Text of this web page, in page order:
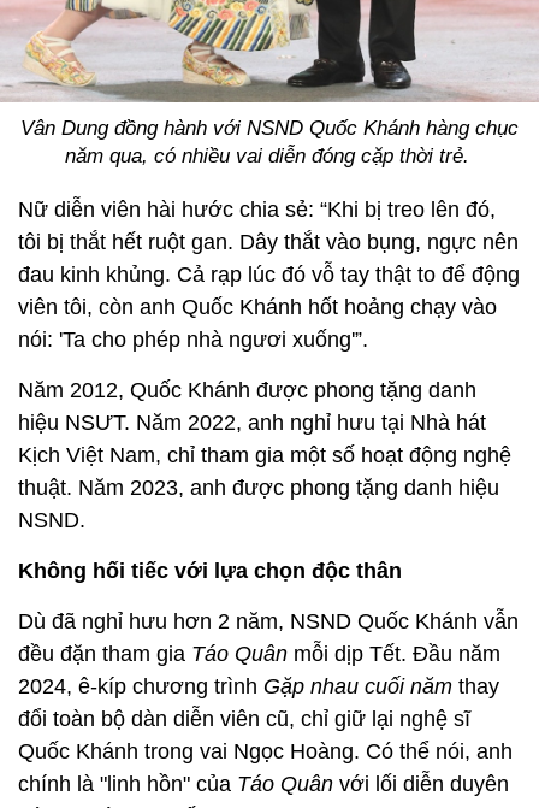
Vân Dung đồng hành với NSND Quốc Khánh hàng chục
năm qua, có nhiều vai diễn đóng cặp thời trẻ.
Nữ diễn viên hài hước chia sẻ: “Khi bị treo lên đó,
tôi bị thắt hết ruột gan. Dây thắt vào bụng, ngực nên
đau kinh khủng. Cả rạp lúc đó vỗ tay thật to để động
viên tôi, còn anh Quốc Khánh hốt hoảng chạy vào
nói: 'Ta cho phép nhà ngươi xuống'”.
Năm 2012, Quốc Khánh được phong tặng danh
hiệu NSƯT. Năm 2022, anh nghỉ hưu tại Nhà hát
Kịch Việt Nam, chỉ tham gia một số hoạt động nghệ
thuật. Năm 2023, anh được phong tặng danh hiệu
NSND.
Không hối tiếc với lựa chọn độc thân
Dù đã nghỉ hưu hơn 2 năm, NSND Quốc Khánh vẫn
đều đặn tham gia Táo Quân mỗi dịp Tết. Đầu năm
2024, ê-kíp chương trình Gặp nhau cuối năm thay
đổi toàn bộ dàn diễn viên cũ, chỉ giữ lại nghệ sĩ
Quốc Khánh trong vai Ngọc Hoàng. Có thể nói, anh
chính là "linh hồn" của Táo Quân với lối diễn duyên